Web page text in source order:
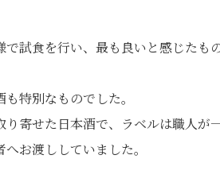
試食を行い、最も良いと感じたも
特別なものでした。
寄せた日本酒で、ラベルは職人
お渡ししていました。